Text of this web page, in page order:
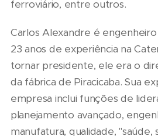
ferroviário, entre outros.
Carlos Alexandre é
23 anos de experiência na
tornar presidente, ele era o
da fábrica de Piracicaba. Sua
empresa inclui funções de
planejamento avançado,
manufatura, qualidade, "saúde,